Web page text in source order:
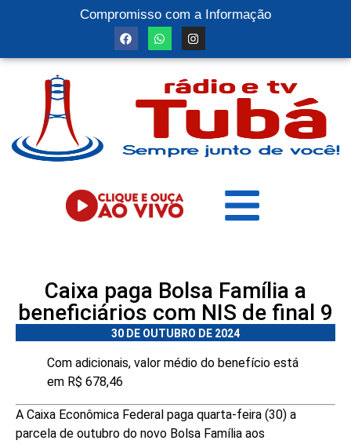
Compromisso com a Informação
Caixa paga Bolsa Família a
beneficiários com NIS de final 9
30 DE OUTUBRO DE 2024
Com adicionais, valor médio do benefício está
em R$ 678,46
A Caixa Econômica Federal paga quarta-feira (30) a
parcela de outubro do novo Bolsa Família aos